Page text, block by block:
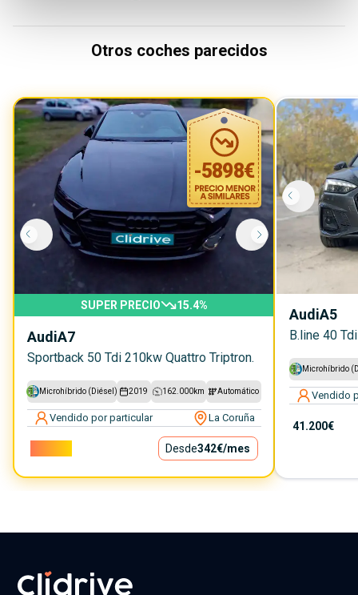
Otros coches parecidos
-5898€
SUPER PRECIO 15.4%
AudiA7
Sportback 50 Tdi 210kw Quattro Triptron.
Microhíbrido (Diésel) 2019 162.000km Automático
Vendido por particular La Coruña
Desde342€/mes
AudiA5
B.line 40
Microhíbrido
Vendido
41.200€